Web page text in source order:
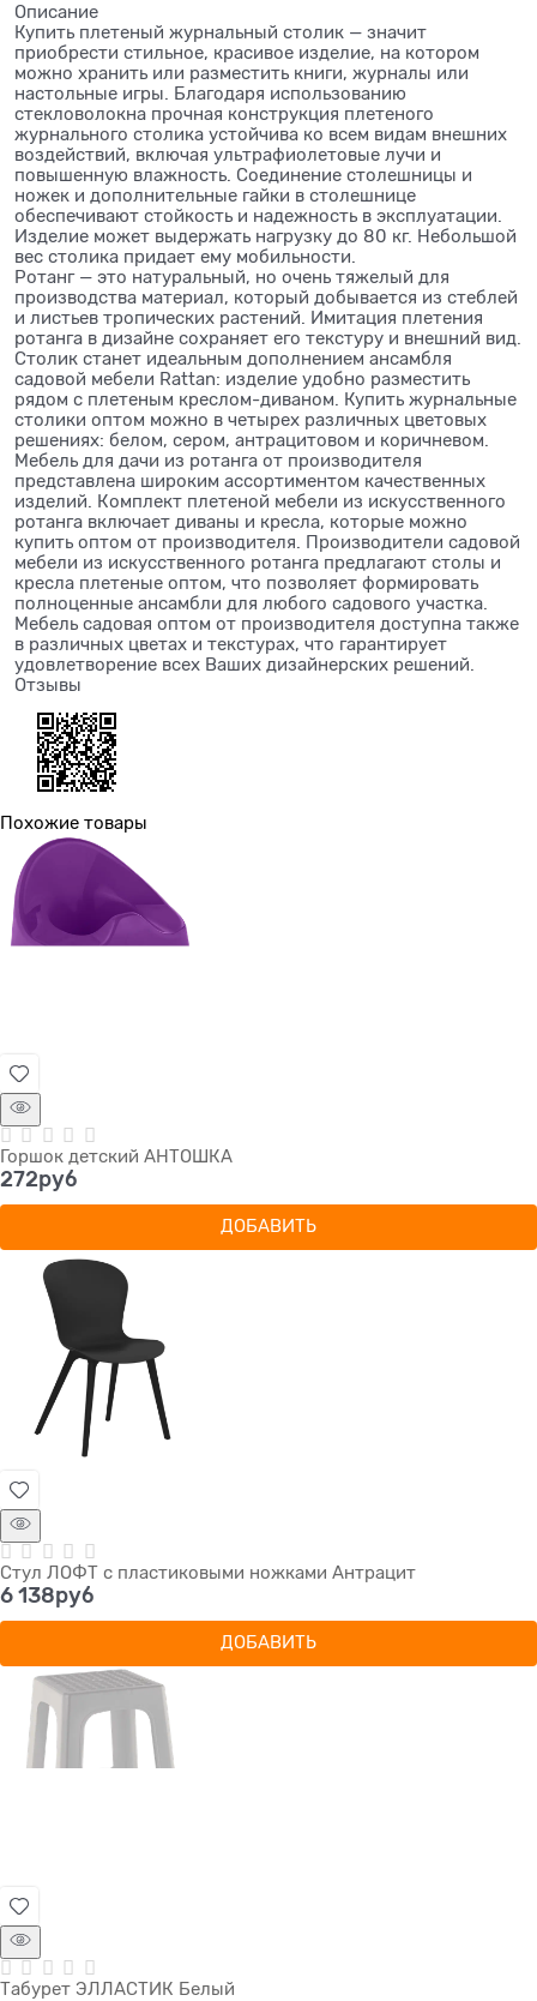
Описание
Купить плетеный журнальный столик — значит
приобрести стильное, красивое изделие, на котором
можно хранить или разместить книги, журналы или
настольные игры. Благодаря использованию
стекловолокна прочная конструкция плетеного
журнального столика устойчива ко всем видам внешних
воздействий, включая ультрафиолетовые лучи и
повышенную влажность. Соединение столешницы и
ножек и дополнительные гайки в столешнице
обеспечивают стойкость и надежность в эксплуатации.
Изделие может выдержать нагрузку до 80 кг. Небольшой
вес столика придает ему мобильности.
Ротанг — это натуральный, но очень тяжелый для
производства материал, который добывается из стеблей
и листьев тропических растений. Имитация плетения
ротанга в дизайне сохраняет его текстуру и внешний вид.
Столик станет идеальным дополнением ансамбля
садовой мебели Rattan: изделие удобно разместить
рядом с плетеным креслом-диваном. Купить журнальные
столики оптом можно в четырех различных цветовых
решениях: белом, сером, антрацитовом и коричневом.
Мебель для дачи из ротанга от производителя
представлена широким ассортиментом качественных
изделий. Комплект плетеной мебели из искусственного
ротанга включает диваны и кресла, которые можно
купить оптом от производителя. Производители садовой
мебели из искусственного ротанга предлагают столы и
кресла плетеные оптом, что позволяет формировать
полноценные ансамбли для любого садового участка.
Мебель садовая оптом от производителя доступна также
в различных цветах и текстурах, что гарантирует
удовлетворение всех Ваших дизайнерских решений.
Отзывы
Похожие товары
Горшок детский АНТОШКА
272руб
ДОБАВИТЬ
Стул ЛОФТ с пластиковыми ножками Антрацит
6 138руб
ДОБАВИТЬ
Табурет ЭЛЛАСТИК Белый